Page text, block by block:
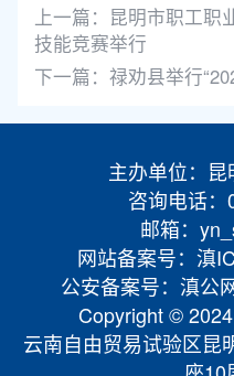
上一篇： 昆明市职工职
技能竞赛举行
下一篇：禄劝县举行
主办单位：
咨询电话
邮箱：
网站备案号：滇
公安备案号：滇公
Copyright ©
云南自由贸易试验区昆